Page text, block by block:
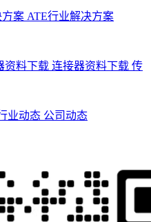
案 ATE行业解决方案
资料下载 连接器资料下载 传
业动态 公司动态